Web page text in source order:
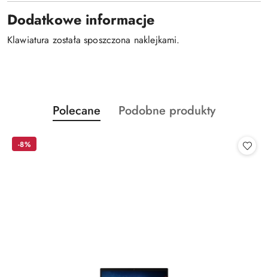
Dodatkowe informacje
Klawiatura została sposzczona naklejkami.
Pomiń karuzelę produktów
Produkty
o
Polecane
Produkty
Podobne produkty
-8%